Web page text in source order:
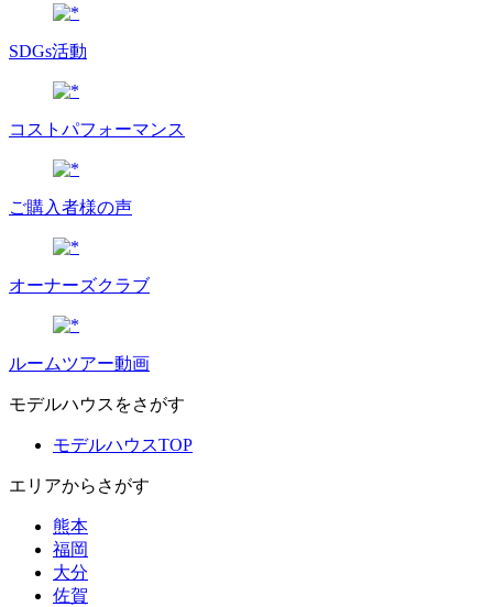
SDGs活動
コストパフォーマンス
ご購入者様の声
オーナーズクラブ
ルームツアー動画
モデルハウスをさがす
モデルハウスTOP
エリアからさがす
熊本
福岡
大分
佐賀